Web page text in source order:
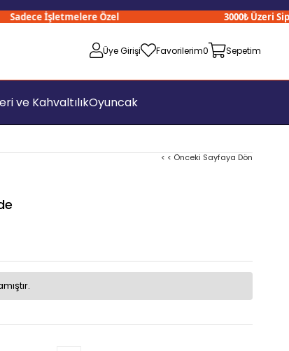
İşletmelere Özel 3000₺ Üzeri
Üye Girişi Favorilerim0 Sepetim
ve KahvaltılıkOyuncak
< < Önceki Sayfaya Dön